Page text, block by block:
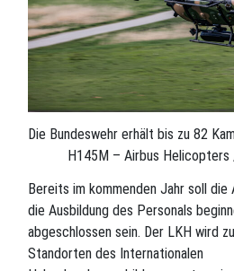
Die Bundeswehr erhält bis zu 82
H145M – Airbus Helicopters
Bereits im kommenden Jahr soll
die Ausbildung des Personals
abgeschlossen sein. Der LKH wird
Standorten des Internationalen